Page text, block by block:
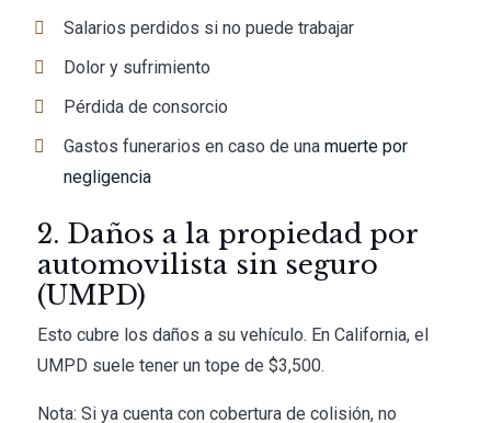
Salarios perdidos si no puede trabajar
Dolor y sufrimiento
Pérdida de consorcio
Gastos funerarios en caso de una muerte por
negligencia
2. Daños a la propiedad por
automovilista sin seguro
(UMPD)
Esto cubre los daños a su vehículo. En California, el
UMPD suele tener un tope de $3,500.
Nota: Si ya cuenta con cobertura de colisión, no